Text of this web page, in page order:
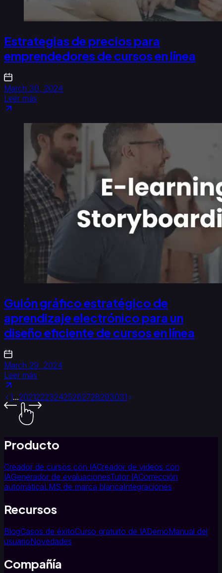
Estrategias de precios para
emprendedores de cursos en línea
March 30, 2024
Leer más
Guión gráfico estratégico de
aprendizaje electrónico para un
diseño eficiente de cursos en línea
March 29, 2024
Leer más
1...202122232425262728293031
Producto
Creador de cursos con IACreador de videos con
IAGenerador de evaluacionesTutor IACorrección
automáticaLMS de marca blancaIntegraciones
Recursos
BlogCasos de éxitoCurso gratuito de IADemoManual del
usuarioNovedades
Compañía